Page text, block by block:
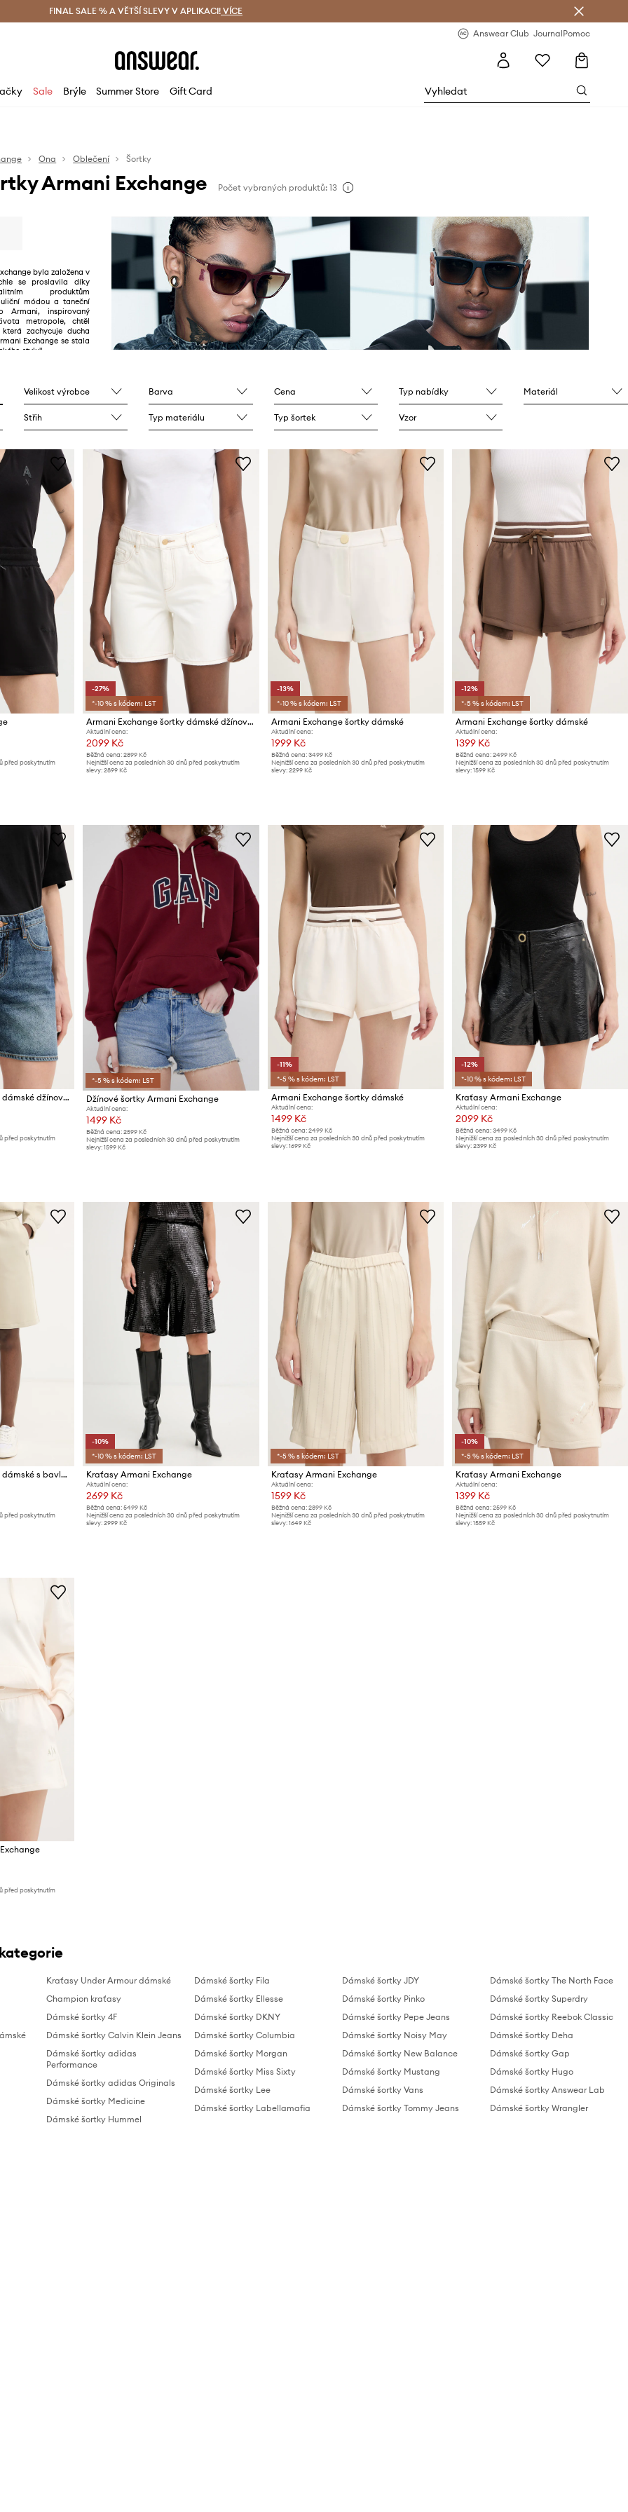
zdarma (od 1800 Kč) Doručení i do 24 h
FINAL SALE % A VĚTŠÍ SLEVY V APLIKACI! VÍCE
Answear Club JournalPomoc
Sale Brýle Summer Store Gift Card
Ona Oblečení Šortky
Armani Exchange Počet vybraných produktů: 13
byla založena v
se proslavila díky
produktům
módou a taneční
Armani, inspirovaný
metropole, chtěl
zachycuje ducha
Exchange se stala
stylu".
Velikost výrobce Barva Cena Typ nabídky Materiál
Střih Typ materiálu Typ šortek Vzor
před poskytnutím
-27%
*-10 % s kódem: LST
Armani Exchange šortky dámské džínové
Aktuální cena:
2099 Kč
Běžná cena: 2899 Kč
Nejnižší cena za posledních 30 dnů před poskytnutím
slevy: 2899 Kč
-13%
*-10 % s kódem: LST
Armani Exchange šortky dámské
Aktuální cena:
1999 Kč
Běžná cena: 3499 Kč
Nejnižší cena za posledních 30 dnů před poskytnutím
slevy: 2299 Kč
-12%
*-5 % s kódem: LST
Armani Exchange šortky dámské
Aktuální cena:
1399 Kč
Běžná cena: 2499 Kč
Nejnižší cena za posledních 30 dnů před poskytnutím
slevy: 1599 Kč
Armani Exchange šortky dámské džínové
před poskytnutím
*-5 % s kódem: LST
Džínové šortky Armani Exchange
Aktuální cena:
1499 Kč
Běžná cena: 2599 Kč
Nejnižší cena za posledních 30 dnů před poskytnutím
slevy: 1599 Kč
-11%
*-5 % s kódem: LST
Armani Exchange šortky dámské
Aktuální cena:
1499 Kč
Běžná cena: 2499 Kč
Nejnižší cena za posledních 30 dnů před poskytnutím
slevy: 1699 Kč
-12%
*-10 % s kódem: LST
Kraťasy Armani Exchange
Aktuální cena:
2099 Kč
Běžná cena: 3499 Kč
Nejnižší cena za posledních 30 dnů před poskytnutím
slevy: 2399 Kč
Armani Exchange šortky dámské s bavlnou
před poskytnutím
-10%
*-10 % s kódem: LST
Kraťasy Armani Exchange
Aktuální cena:
2699 Kč
Běžná cena: 5499 Kč
Nejnižší cena za posledních 30 dnů před poskytnutím
slevy: 2999 Kč
*-5 % s kódem: LST
Kraťasy Armani Exchange
Aktuální cena:
1599 Kč
Běžná cena: 2899 Kč
Nejnižší cena za posledních 30 dnů před poskytnutím
slevy: 1649 Kč
-10%
*-5 % s kódem: LST
Kraťasy Armani Exchange
Aktuální cena:
1399 Kč
Běžná cena: 2599 Kč
Nejnižší cena za posledních 30 dnů před poskytnutím
slevy: 1559 Kč
před poskytnutím
Kraťasy Under Armour dámské
Champion kraťasy
Dámské šortky 4F
Dámské šortky Calvin Klein Jeans
Dámské šortky adidas
Performance
Dámské šortky adidas Originals
Dámské šortky Medicine
Dámské šortky Hummel
Dámské šortky Fila
Dámské šortky Ellesse
Dámské šortky DKNY
Dámské šortky Columbia
Dámské šortky Morgan
Dámské šortky Miss Sixty
Dámské šortky Lee
Dámské šortky Labellamafia
Dámské šortky JDY
Dámské šortky Pinko
Dámské šortky Pepe Jeans
Dámské šortky Noisy May
Dámské šortky New Balance
Dámské šortky Mustang
Dámské šortky Vans
Dámské šortky Tommy Jeans
Dámské šortky The North Face
Dámské šortky Superdry
Dámské šortky Reebok Classic
Dámské šortky Deha
Dámské šortky Gap
Dámské šortky Hugo
Dámské šortky Answear Lab
Dámské šortky Wrangler